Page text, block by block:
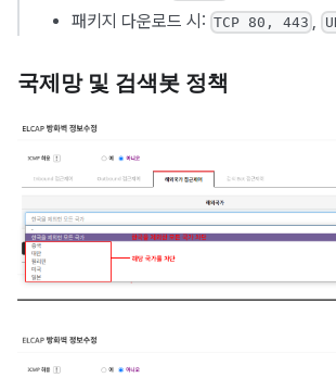
패키지 다운로드 시: TCP 80, 443 ,
국제망 및 검색봇 정책